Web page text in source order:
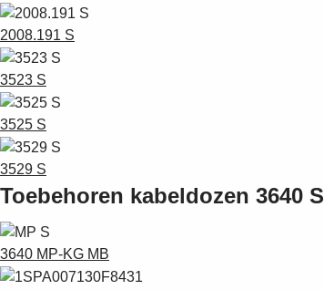
2008.191 S
3523 S
3525 S
3529 S
Toebehoren kabeldozen 3640 S
3640 MP-KG MB